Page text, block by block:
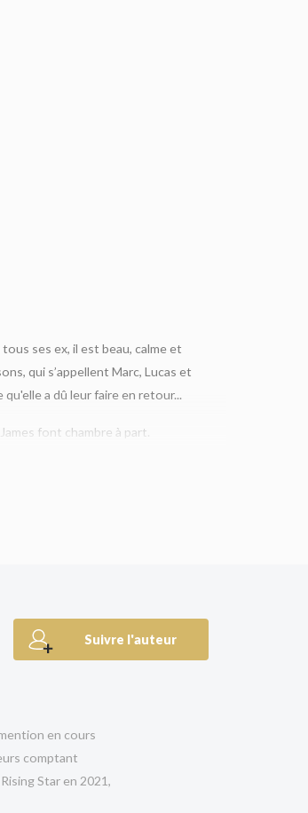
ses ex, il est beau, calme et
qui s’appellent Marc, Lucas et
a dû leur faire en retour...
font chambre à part.
enchaînant les
marquante. Un premier roman
écrit et porte un regard profond
ceux que nous aimons. »
Suivre l'auteur
en cours
comptant
Star en 2021,